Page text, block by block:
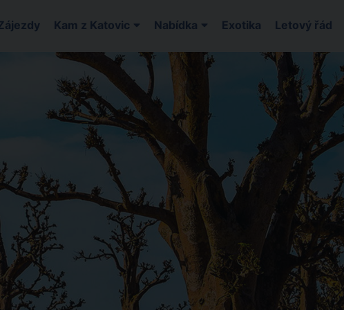
Kam z Katovic Nabídka Exotika Letový řád